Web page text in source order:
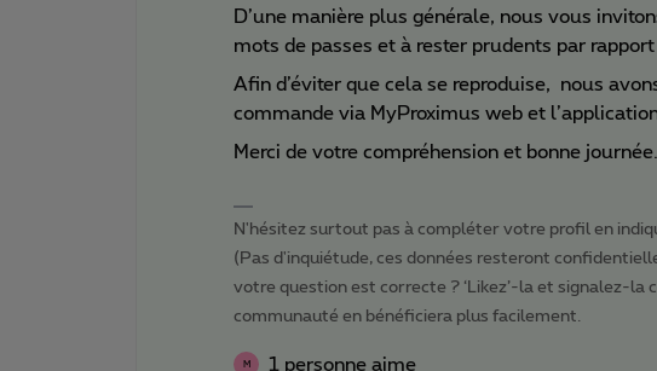
D’une manière plus générale, nous vous
mots de passes et à rester prudents par
Afin d’éviter que cela se reproduise, nous
commande via MyProximus web et
Merci de votre compréhension et bonne journée.
N'hésitez surtout pas à compléter votre profil en
(Pas d'inquiétude, ces données resteront
votre question est correcte ? ‘Likez’-la et signalez-la
communauté en bénéficiera plus facilement.
M 1 personne aime